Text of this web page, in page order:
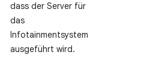
dass der Server für
das
Infotainmentsystem
ausgeführt wird.